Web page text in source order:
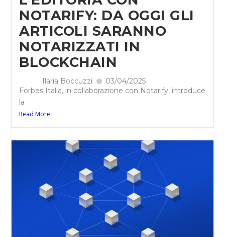
NOTARIFY: DA OGGI GLI
ARTICOLI SARANNO
NOTARIZZATI IN
BLOCKCHAIN
Ilaria Boccuzzi
03/04/2025
Forbes Italia, in collaborazione con Notarify, introduce
la
Read More